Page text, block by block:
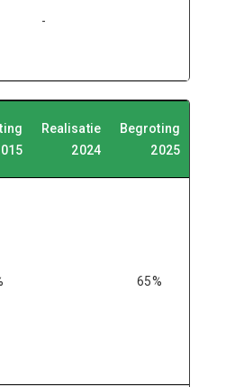
-
Realisatie
2024
Begroting
2025
65%